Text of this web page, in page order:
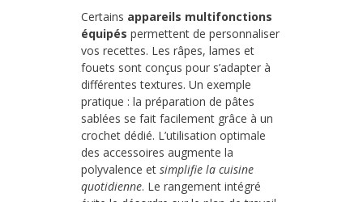
Certains appareils multifonctions
équipés permettent de personnaliser
vos recettes. Les râpes, lames et
fouets sont conçus pour s’adapter à
différentes textures. Un exemple
pratique : la préparation de pâtes
sablées se fait facilement grâce à un
crochet dédié. L’utilisation optimale
des accessoires augmente la
polyvalence et simplifie la cuisine
quotidienne. Le rangement intégré